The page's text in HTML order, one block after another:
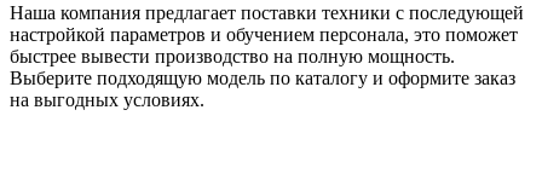
Наша компания предлагает поставки техники с последующей
настройкой параметров и обучением персонала, это поможет
быстрее вывести производство на полную мощность.
Выберите подходящую модель по каталогу и оформите заказ
на выгодных условиях.